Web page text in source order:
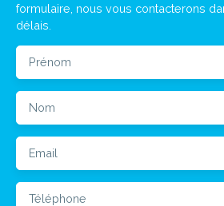
formulaire, nous vous contacterons
délais.
Prénom
Nom
Email
Téléphone